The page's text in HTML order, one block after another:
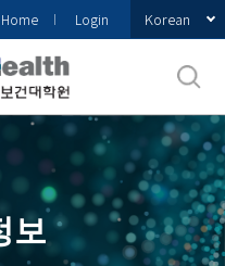
Home Login Korean
보